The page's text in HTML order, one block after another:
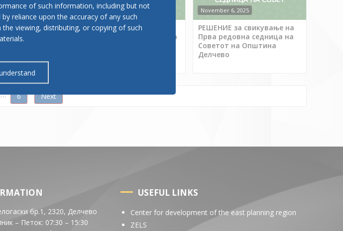
на
седница на
November 25, 2025
РЕШЕНИЕ за свикување на
Втора редовна седница на
November 6, 2025
РЕШЕНИЕ за свикување на
Прва редовна седница на
Советот на Општина
Делчево
… 6 Next
бр.1, 2320, Делчево
– Петок: 07:30 – 15:30
USEFUL LINKS
Center for development of the east planning region
ZELS
of such information, including but not
reliance upon the accuracy of any such
viewing, distributing, or copying of such